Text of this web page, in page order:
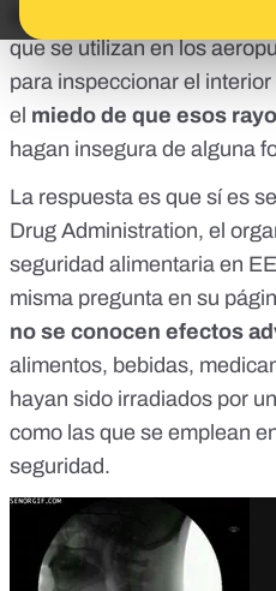
que hayan pasado por un
que se utilizan en los
para inspeccionar el
el miedo de que esos
hagan insegura de alguna
La respuesta es que sí es
Drug Administration, el
seguridad alimentaria en
misma pregunta en su
no se conocen efectos
alimentos, bebidas,
hayan sido irradiados por
como las que se emplean
seguridad.